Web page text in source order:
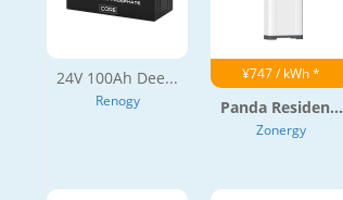
24V 100Ah Dee...
Renogy
¥747 / kWh *
Panda Residen...
Zonergy